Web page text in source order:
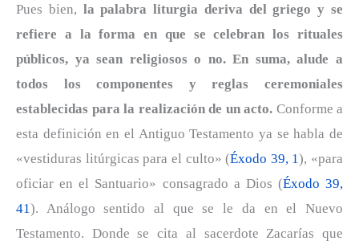
Pues bien, la palabra liturgia deriva del griego y se
refiere a la forma en que se celebran los rituales
públicos, ya sean religiosos o no. En suma, alude a
todos los componentes y reglas ceremoniales
establecidas para la realización de un acto. Conforme a
esta definición en el Antiguo Testamento ya se habla de
«vestiduras litúrgicas para el culto» (Éxodo 39, 1), «para
oficiar en el Santuario» consagrado a Dios (Éxodo 39,
41). Análogo sentido al que se le da en el Nuevo
Testamento. Donde se cita al sacerdote Zacarías que